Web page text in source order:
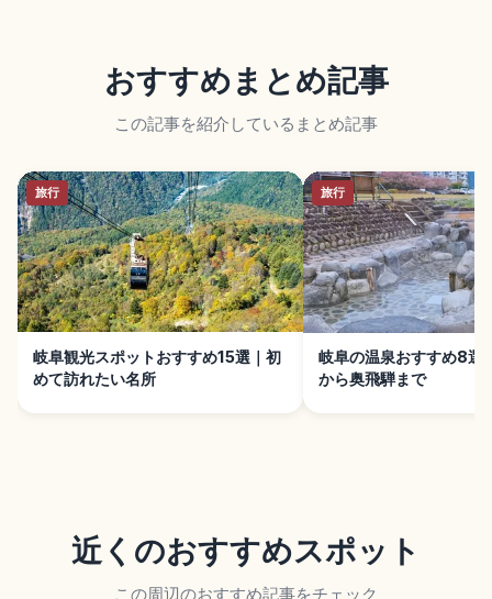
おすすめまとめ記事
この記事を紹介しているまとめ記事
旅行
岐阜観光スポットおすすめ15選｜初
めて訪れたい名所
旅行
岐阜の温泉おすすめ8選
から奥飛騨まで
近くのおすすめスポット
この周辺のおすすめ記事をチェック